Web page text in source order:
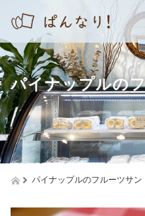
パイナップルの
パイナップルのフルーツサン